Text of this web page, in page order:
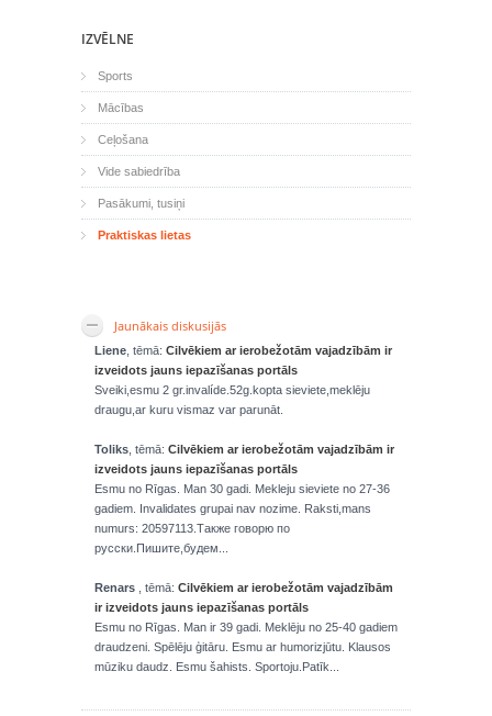
IZVĒLNE
Sports
Mācības
Ceļošana
Vide sabiedrība
Pasākumi, tusiņi
Praktiskas lietas
Jaunākais diskusijās
Liene , tēmā: Cilvēkiem ar ierobežotām vajadzībām ir
izveidots jauns iepazīšanas portāls
Sveiki,esmu 2 gr.invalíde.52g.kopta sieviete,meklēju
draugu,ar kuru vismaz var parunāt.
Toliks , tēmā: Cilvēkiem ar ierobežotām vajadzībām ir
izveidots jauns iepazīšanas portāls
Esmu no Rīgas. Man 30 gadi. Mekleju sieviete no 27-36
gadiem. Invalidates grupai nav nozime. Raksti,mans
numurs: 20597113.Также говорю по
русски.Пишите,будем...
Renars , tēmā: Cilvēkiem ar ierobežotām vajadzībām
ir izveidots jauns iepazīšanas portāls
Esmu no Rīgas. Man ir 39 gadi. Meklēju no 25-40 gadiem
draudzeni. Spēlēju ģitāru. Esmu ar humorizjūtu. Klausos
mūziku daudz. Esmu šahists. Sportoju.Patīk...